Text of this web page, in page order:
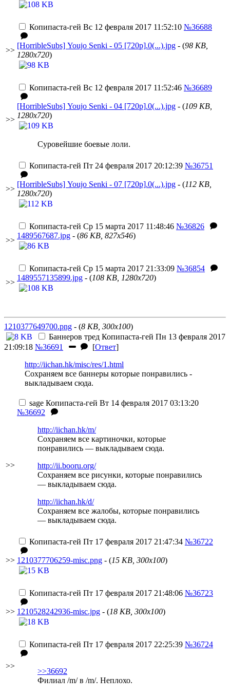
>>
Копипаста-гей Вс 12 февраля 2017 11:52:10 №36688
[HorribleSubs] Youjo Senki - 05 [720p].0(...).jpg - (98 KB,
1280x720)
>>
Копипаста-гей Вс 12 февраля 2017 11:52:46 №36689
[HorribleSubs] Youjo Senki - 04 [720p].0(...).jpg - (109 KB,
1280x720)
Суровейшие боевые лоли.
>>
Копипаста-гей Пт 24 февраля 2017 20:12:39 №36751
[HorribleSubs] Youjo Senki - 07 [720p].0(...).jpg - (112 KB,
1280x720)
>>
Копипаста-гей Ср 15 марта 2017 11:48:46 №36826
1489567687.jpg - (86 KB, 827x546)
>>
Копипаста-гей Ср 15 марта 2017 21:33:09 №36854
1489557135899.jpg - (108 KB, 1280x720)
1210377649700.png - (8 KB, 300x100)
Баннеров тред Копипаста-гей Пн 13 февраля 2017
21:09:18 №36691 [Ответ]
http://iichan.hk/misc/res/1.html
Сохраняем все баннеры которые понравились -
выкладываем сюда.
>>
sage Копипаста-гей Вт 14 февраля 2017 03:13:20
№36692
http://iichan.hk/m/
Сохраняем все картиночки, которые
понравились — выкладываем сюда.
http://ii.booru.org/
Сохраняем все рисунки, которые понравились
— выкладываем сюда.
http://iichan.hk/d/
Сохраняем все жалобы, которые понравились
— выкладываем сюда.
>>
Копипаста-гей Пт 17 февраля 2017 21:47:34 №36722
1210377706259-misc.png - (15 KB, 300x100)
>>
Копипаста-гей Пт 17 февраля 2017 21:48:06 №36723
1210528242936-misc.jpg - (18 KB, 300x100)
>>
Копипаста-гей Пт 17 февраля 2017 22:25:39 №36724
>>36692
Филиал /m/ в /m/. Неплохо.